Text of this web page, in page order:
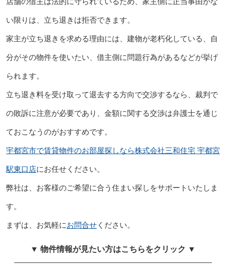
い限りは、立ち退きは拒否できます。
家主が立ち退きを求める理由には、建物が老朽化している、自
分がその物件を使いたい、借主側に問題行為があるなどが挙げ
られます。
立ち退き料を受け取って退去する方向で交渉するなら、裁判で
の敗訴に注意が必要であり、金額に関する交渉は弁護士を通じ
ておこなうのがおすすめです。
宇都宮市で賃貸物件のお部屋探しなら株式会社三和住宅 宇都宮
駅東口店にお任せください。
弊社は、お客様のご希望に合う住まい探しをサポートいたしま
す。
まずは、お気軽にお問合せください。
▼ 物件情報が見たい方はこちらをクリック ▼